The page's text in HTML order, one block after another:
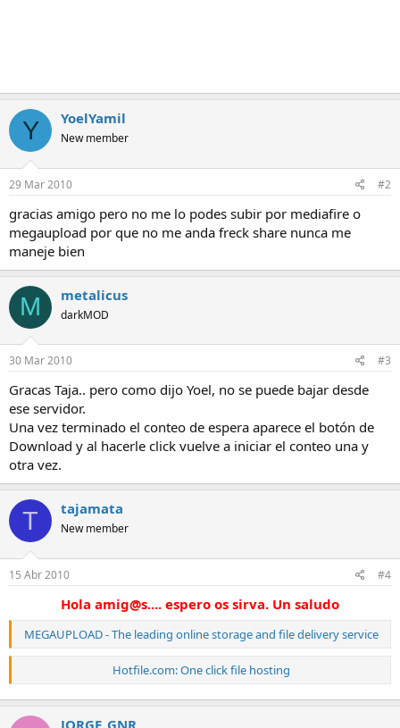
Y YoelYamil
New member
29 Mar 2010 #2
gracias amigo pero no me lo podes subir por mediafire o
megaupload por que no me anda freck share nunca me
maneje bien
M metalicus
darkMOD
30 Mar 2010 #3
Gracas Taja.. pero como dijo Yoel, no se puede bajar desde
ese servidor.
Una vez terminado el conteo de espera aparece el botón de
Download y al hacerle click vuelve a iniciar el conteo una y
otra vez.
T tajamata
New member
15 Abr 2010 #4
Hola amig@s.... espero os sirva. Un saludo
MEGAUPLOAD - The leading online storage and file delivery service
Hotfile.com: One click file hosting
JORGE_GNR